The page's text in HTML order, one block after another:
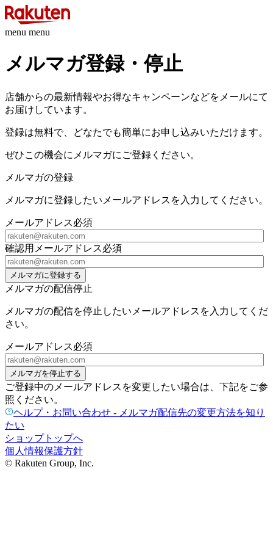
menu menu
メルマガ登録・停止
店舗からの最新情報やお得なキャンペーンなどをメールにて
お届けしています。
登録は無料で、どなたでも簡単にお申し込みいただけます。
ぜひこの機会にメルマガにご登録ください。
メルマガの登録
メルマガに登録したいメールアドレスを入力してください。
メールアドレス必須
確認用メールアドレス必須
メルマガに登録する
メルマガの配信停止
メルマガの配信を停止したいメールアドレスを入力してくだ
さい。
メールアドレス必須
メルマガを停止する
ご登録中のメールアドレスを変更したい場合は、下記をご参
照ください。
ヘルプ・お問い合わせ - メルマガ配信先の変更方法を知り
たい
ショップトップへ
個人情報保護方針
© Rakuten Group, Inc.